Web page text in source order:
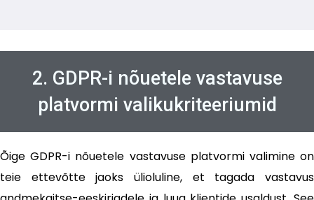
2. GDPR-i nõuetele vastavuse
platvormi valikukriteeriumid
Õige GDPR-i nõuetele vastavuse platvormi valimine on
teie ettevõtte jaoks ülioluline, et tagada vastavus